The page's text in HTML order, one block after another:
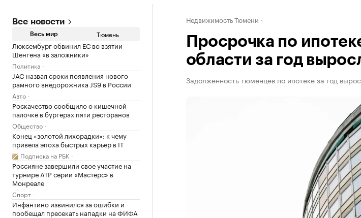
Все новости
Весь мир Тюмень
Люксембург обвинил ЕС во взятии
Шенгена «в заложники»
Политика
JAC назвал сроки появления нового
рамного внедорожника JS9 в России
Авто
Роскачество сообщило о кишечной
палочке в бургерах пяти ресторанов
Общество
Конец «золотой лихорадки»: к чему
привела эпоха быстрых карьер в IT
Подписка на РБК
Россияне завершили свое участие на
турнире ATP серии «Мастерс» в
Монреале
Спорт
Инфантино извинился за ошибки и
пообещал пресекать нападки на ФИФА
Недвижимость Тюмени
Просрочка по
области за год
Задолженность тюменцев по ипотеке за год